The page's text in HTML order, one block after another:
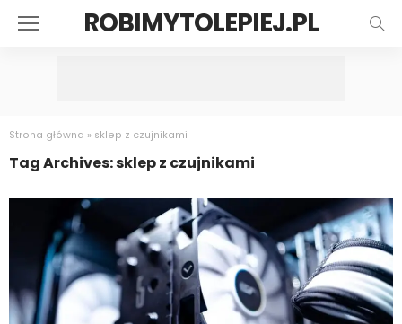
ROBIMYTOLEPIEJ.PL
Strona główna » sklep z czujnikami
Tag Archives: sklep z czujnikami